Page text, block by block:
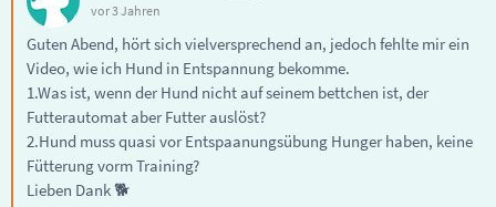
vor 3 Jahren
Guten Abend, hört sich vielversprechend an, jedoch fehlte mir ein
Video, wie ich Hund in Entspannung bekomme.
1.Was ist, wenn der Hund nicht auf seinem bettchen ist, der
Futterautomat aber Futter auslöst?
2.Hund muss quasi vor Entspaanungsübung Hunger haben, keine
Fütterung vorm Training?
Lieben Dank 🐕